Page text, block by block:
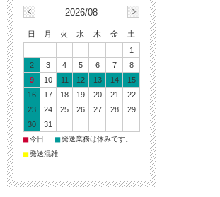
2026/08
日 月 火 水 木 金
土
1
2
3 4 5 6 7
8
9
10 11 12 13 14
15
16
17 18 19 20 21
22
23
24 25 26 27 28
29
30
31
■今日 ■発送業務は休みです。
■発送混雑